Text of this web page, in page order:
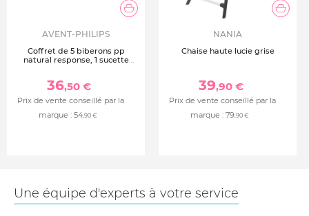
AVENT-PHILIPS
Coffret de 5 biberons pp
natural response, 1 sucette
biberons 260 ml +1 biberon 330
ml) scd8
36,50 €
Prix de vente conseillé par la
marque : 54,90 €
NANIA
Chaise haute lucie grise
39,90 €
Prix de vente conseillé par la
marque : 79,90 €
Une équipe d'experts à votre service